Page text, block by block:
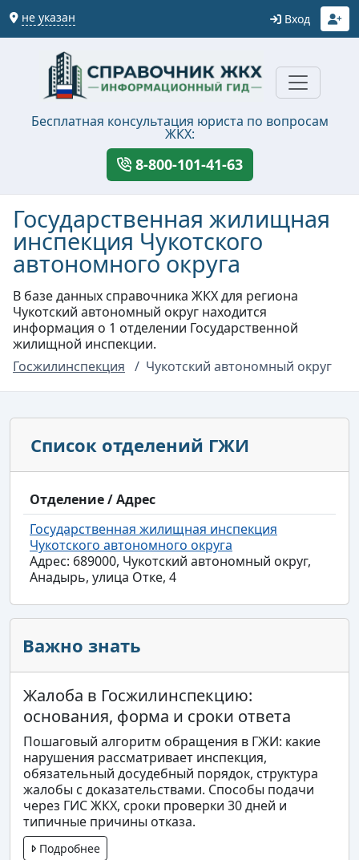
не указан Вход
Бесплатная консультация юриста по вопросам
ЖКХ:
8-800-101-41-63
Государственная жилищная
инспекция Чукотского
автономного округа
В базе данных справочника ЖКХ для региона
Чукотский автономный округ находится
информация о 1 отделении Государственной
жилищной инспекции.
Госжилинспекция
Чукотский автономный округ
Список отделений ГЖИ
Отделение / Адрес
Государственная жилищная инспекция
Чукотского автономного округа
Адрес: 689000, Чукотский автономный округ,
Анадырь, улица Отке, 4
Важно знать
Жалоба в Госжилинспекцию:
основания, форма и сроки ответа
Пошаговый алгоритм обращения в ГЖИ: какие
нарушения рассматривает инспекция,
обязательный досудебный порядок, структура
жалобы с доказательствами. Способы подачи
через ГИС ЖКХ, сроки проверки 30 дней и
типичные причины отказа.
Подробнее